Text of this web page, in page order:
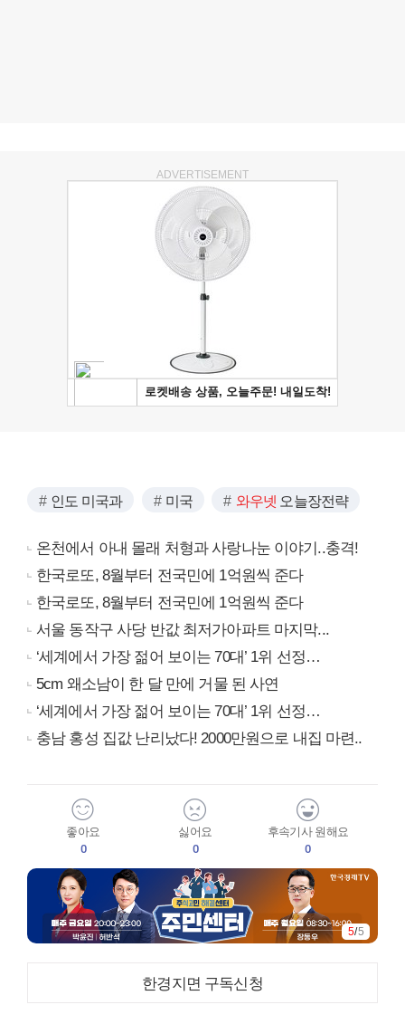
ADVERTISEMENT
인도 미국과 미국 와우넷 오늘장전략
온천에서 아내 몰래 처형과 사랑나눈 이야기..충격!
한국로또, 8월부터 전국민에 1억원씩 준다
한국로또, 8월부터 전국민에 1억원씩 준다
서울 동작구 사당 반값 최저가아파트 마지막...
‘세계에서 가장 젊어 보이는 70대’ 1위 선정…
5cm 왜소남이 한 달 만에 거물 된 사연
‘세계에서 가장 젊어 보이는 70대’ 1위 선정…
충남 홍성 집값 난리났다! 2000만원으로 내집 마련..
좋아요
0
싫어요
0
후속기사 원해요
0
5/5
한경지면 구독신청